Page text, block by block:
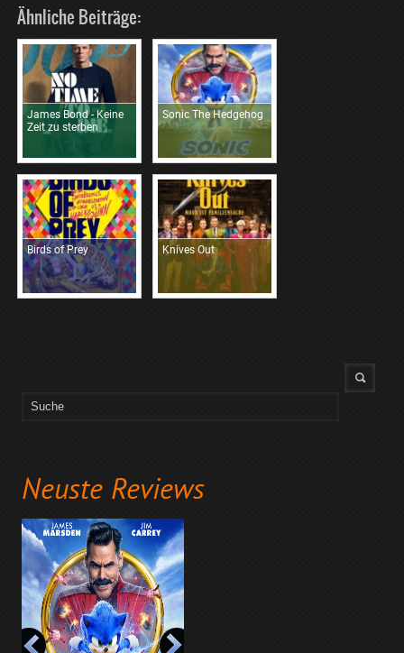
Neuste Reviews
Ähnliche Beiträge:
James Bond - Keine
Zeit zu sterben
Sonic The Hedgehog
Birds of Prey Knives Out